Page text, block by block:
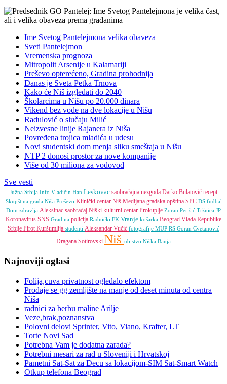
Ime Svetog Pantelejmona velika obaveza
Sveti Pantelejmon
Vremenska prognoza
Mitropolit Arsenije u Kalamariji
Preševo opterećeno, Gradina prohodnija
Danas je Sveta Petka Trnova
Kako će Niš izgledati do 2040
Školarcima u Nišu po 20.000 dinara
Vikend bez vode na dve lokacije u Nišu
Radulović o slučaju Milić
Neizvesne linije Rajanera iz Niša
Povređena trojica mladića u udesu
Novi studentski dom menja sliku smeštaja u Nišu
NTP 2 donosi prostor za nove kompanije
Više od 30 miliona za vodovod
Sve vesti
Južna Srbija Info Vladičin Han Leskovac saobraćajna nezgoda Darko Bulatović recept
Skupština grada Niša Preševo Klinički centar Niš Medijana gradska opština SPC DS fudbal
Dom zdravlja Aleksinac saobraćaj Niški kulturni centar Prokuplje Zoran Perišić Tržnica JP
Koronavirus SNS Gradina policija Radnički FK Vranje košarka Beograd Vlada Republike
Srbije PirotKuršumlija studenti Aleksandar Vučić fotografije MUP RS Goran Cvetanović
Dragana Sotirovski Niš ubistvo Niška Banja
Najnoviji oglasi
Folija,cuva privatnost ogledalo efektom
Prodaje se gg zemljište na manje od deset minuta od centra
Niša
radnici za berbu maline Arilje
Veze,brak,poznanstva
Polovni delovi Sprinter, Vito, Viano, Krafter, LT
Torte Novi Sad
Potrebna Vam je dodatna zarada?
Potrebni mesari za rad u Sloveniji i Hrvatskoj
Pametni Sat-Sat za Decu sa lokacijom-SIM Sat-Smart Watch
Otkup telefona Beograd